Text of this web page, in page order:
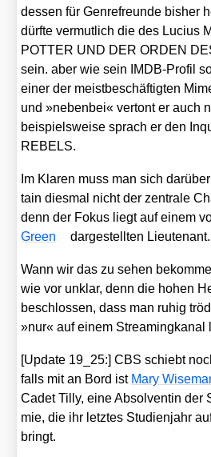
des­sen für Gen­re­freun­de bis­her
dürf­te ver­mut­lich die des Luci­us
POTTER UND DER ORDEN
sein. aber wie sein IMDB-Pro­fil
einer der meist­be­schäf­tig­ten
und »neben­bei« ver­tont er auch
bei­spiels­wei­se sprach er den
REBELS.
Im Kla­ren muss man sich
tain dies­mal nicht der zen­tra­le
denn der Fokus liegt auf einem
Green
dar­ge­stell­ten Lieu­ten­ant.
Wann wir das zu sehen
wie vor unklar, denn die hohen
beschlos­sen, dass man ruhig
»nur« auf einem Strea­ming­ka­nal
[Update 19_​25:] CBS schiebt
falls mit an Bord ist Mary
Cadet Til­ly, eine Absol­ven­tin der
mie, die ihr letz­tes Stu­di­en­jahr
bringt.